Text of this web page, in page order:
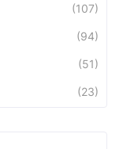
(107)
(94)
(51)
(23)